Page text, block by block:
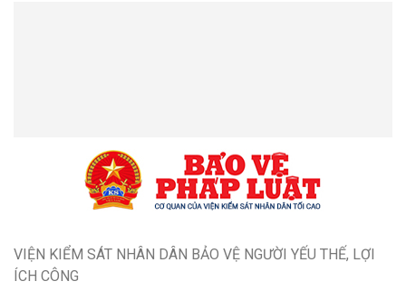
VIỆN KIỂM SÁT NHÂN DÂN BẢO VỆ NGƯỜI YẾU THẾ, LỢI
ÍCH CÔNG